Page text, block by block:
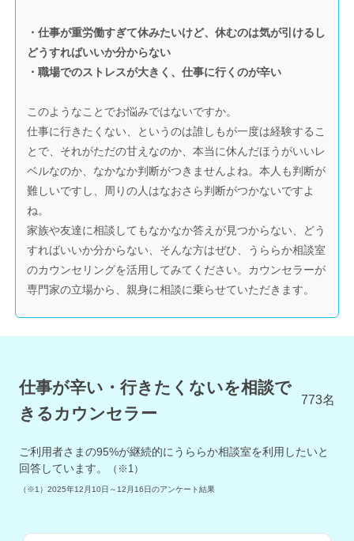
・仕事が重労働すぎて休みたいけど、休むのは気が引けるし
どうすればいいか分からない
・職場でのストレスが大きく、仕事に行くのが辛い
このようなことでお悩みではないですか。
仕事に行きたくない、というのは誰しもが一度は経験するこ
とで、それがただの甘えなのか、本当に休んだほうがいいレ
ベルなのか、なかなか判断がつきませんよね。本人も判断が
難しいですし、周りの人はなおさら判断がつかないですよ
ね。
家族や友達に相談してもなかなか答えが見つからない、どう
すればいいか分からない、そんな方はぜひ、うららか相談室
のカウンセリングを活用してみてください。カウンセラーが
専門家の立場から、親身に相談に乗らせていただきます。
仕事が辛い・行きたくないを相談で
きるカウンセラー
773名
ご利用者さまの95%が継続的にうららか相談室を利用したいと
回答しています。
（※1）
（※1） 2025年12月10日～12月16日のアンケート結果